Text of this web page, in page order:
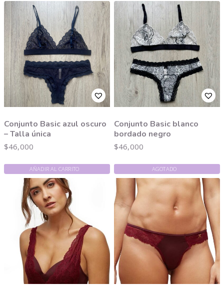
Conjunto Basic azul oscuro
– Talla única
$46,000
AÑADIR AL CARRITO
Conjunto Basic blanco
bordado negro
$46,000
AGOTADO